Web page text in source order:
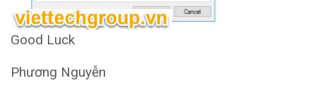
Good Luck
Phương Nguyễn